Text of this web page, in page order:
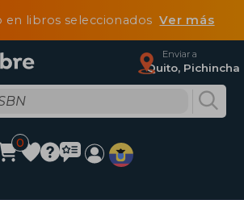
en libros seleccionadosVer más
Enviar a
Quito, Pichincha
0